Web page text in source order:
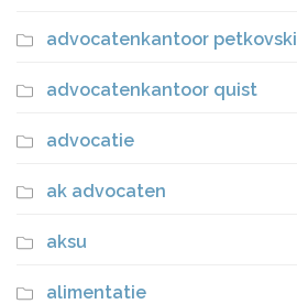
advocatenkantoor petkovski
advocatenkantoor quist
advocatie
ak advocaten
aksu
alimentatie